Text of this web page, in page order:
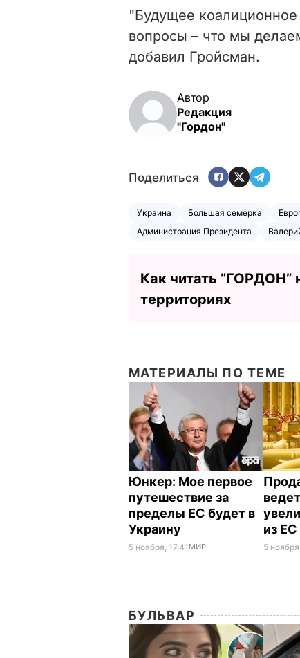
"Будущее
вопросы – что мы
добавил Гройсман.
Автор
Редакция
"Гордон"
Поделиться
Украина Большая семерка
Администрация Президента
Как читать ”ГОРДОН”
территориях
МАТЕРИАЛЫ ПО ТЕМЕ
Юнкер: Мое первое
путешествие за
пределы ЕС будет в
Украину
5 ноября, 17.41 МИР
из ЕС
5
БУЛЬВАР